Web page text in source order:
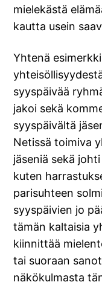
mielekästä
kautta usein
Yhtenä
syyspäivää
jakoi sekä
syyspäivältä
Netissä toimiva
jäseniä sekä
kuten
parisuhteen
syyspäivien jo
tämän kaltaisia
kiinnittää
tai suoraan
näkökulmasta